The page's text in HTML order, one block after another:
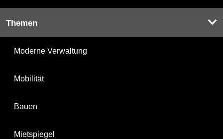
Themen
Moderne Verwaltung
Mobilität
Bauen
Mietspiegel